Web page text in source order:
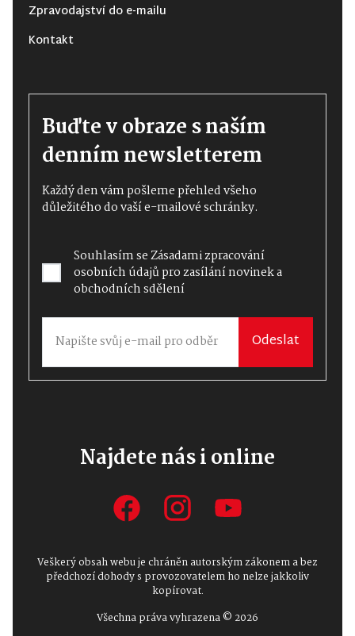
Zpravodajství do e-mailu
Kontakt
Buďte v obraze s naším
denním newsletterem
Každý den vám pošleme přehled všeho
důležitého do vaší e-mailové schránky.
Souhlasím seZásadami zpracování
osobních údajůpro zasílání novinek a
obchodních sdělení
Odeslat
Najdete nás i online
Veškerý obsah webu je chráněn autorským zákonem a bez
předchozí dohody s provozovatelem ho nelze jakkoliv
kopírovat.
Všechna práva vyhrazena © 2026